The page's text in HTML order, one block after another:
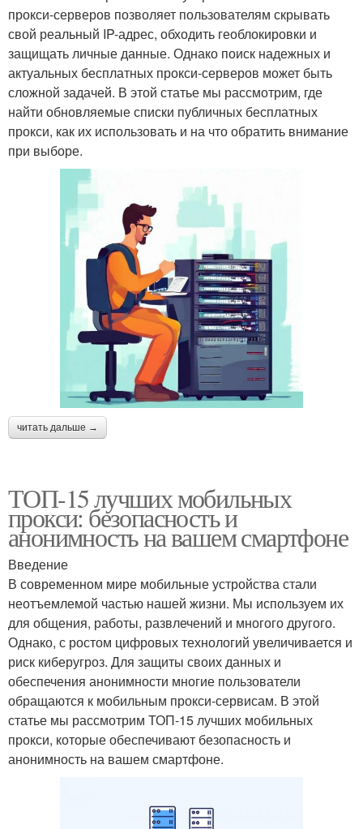
прокси-серверов позволяет пользователям скрывать
свой реальный IP-адрес, обходить геоблокировки и
защищать личные данные. Однако поиск надежных и
актуальных бесплатных прокси-серверов может быть
сложной задачей. В этой статье мы рассмотрим, где
найти обновляемые списки публичных бесплатных
прокси, как их использовать и на что обратить внимание
при выборе.
читать дальше →
ТОП-15 лучших мобильных
прокси: безопасность и
анонимность на вашем смартфоне
Введение
В современном мире мобильные устройства стали
неотъемлемой частью нашей жизни. Мы используем их
для общения, работы, развлечений и многого другого.
Однако, с ростом цифровых технологий увеличивается и
риск киберугроз. Для защиты своих данных и
обеспечения анонимности многие пользователи
обращаются к мобильным прокси-сервисам. В этой
статье мы рассмотрим ТОП-15 лучших мобильных
прокси, которые обеспечивают безопасность и
анонимность на вашем смартфоне.